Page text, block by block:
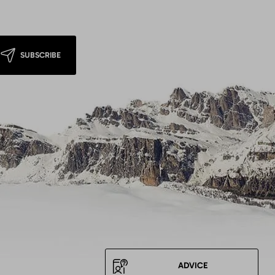
SUBSCRIBE
ADVICE